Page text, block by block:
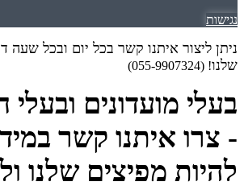
נגישות
ניתן ליצור איתנו קשר בכל יום ובכל שעה
שלנו! (055-9907324)
בעלי מועדונים
- צרו איתנו קשר
להיות מפיצים שלנו